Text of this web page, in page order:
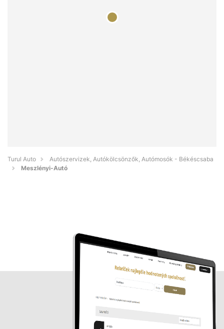
Turul Auto
Autószervizek, Autókölcsönzők, Autómosók - Békéscsaba
Meszlényi-Autó